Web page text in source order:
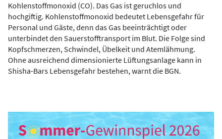
Kohlenstoffmonoxid (CO). Das Gas ist geruchlos und
hochgiftig. Kohlenstoffmonoxid bedeutet Lebensgefahr für
Personal und Gäste, denn das Gas beeinträchtigt oder
unterbindet den Sauerstofftransport im Blut. Die Folge sind
Kopfschmerzen, Schwindel, Übelkeit und Atemlähmung.
Ohne ausreichend dimensionierte Lüftungsanlage kann in
Shisha-Bars Lebensgefahr bestehen, warnt die BGN.